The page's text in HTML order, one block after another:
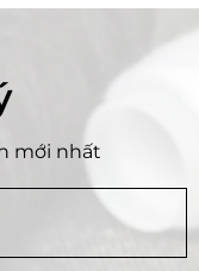
mới nhất